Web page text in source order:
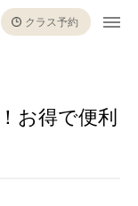
クラス予約
お得で便利